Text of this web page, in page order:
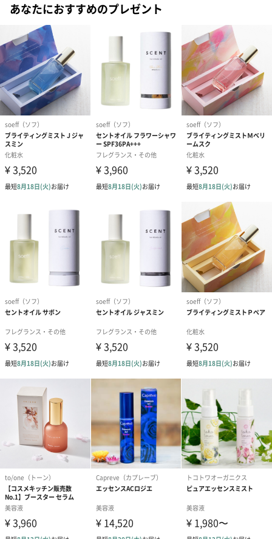
朝のヘアスタイリングだけでなく、日中のハンドクリーム代わ
り、ネイルオイル、お風呂上がりのボディケアまでこれ1本で対
応。全身を心地よくトータルケアします。
スタイリングの仕上げに
適量を手のひらによくのばしてから、毛先や髪全体に馴染ませ、
ツヤと束感を作ります。
理想のスタイリングを1日中キープ
時間が経ってもパサつきや広がりを抑え、ヘルシーなツヤ感と今
っぽいシースルーな束感を美しく持続させます。
ボディ＆ハンドケアに
手に残ったオイルは、そのまま洗い流さずにハンドやネイル、肘
などの乾燥が気になるボディへマッサージするように馴染ませて
ください。ベタつかないため、デイリーに使いやすい質感です。
本物の金木犀を思わせる、洗練された香り
上品でどこかノスタルジックな金木犀（オスマンサス）の香りが
優しく広がります。強すぎずふんわりと香るため、デイリー使い
しやすく、使うたびに心を穏やかに満たしてくれます。
ご使用方法
【ご使用前に】
あなたにおすすめのプレゼント